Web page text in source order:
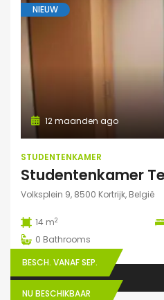
NIEUW
12 maanden ago
STUDENTENKAMER
Studentenkamer
Volksplein 9, 8500 Kortrijk, België
14 m2
0 Bathrooms
BESCH. VANAF SEP.
NU BESCHIKBAAR